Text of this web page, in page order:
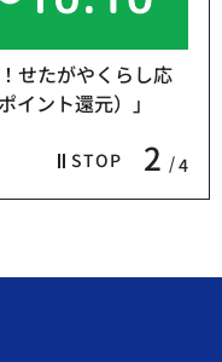
STOP 2 4
せたがやくらし応
イント還元）」